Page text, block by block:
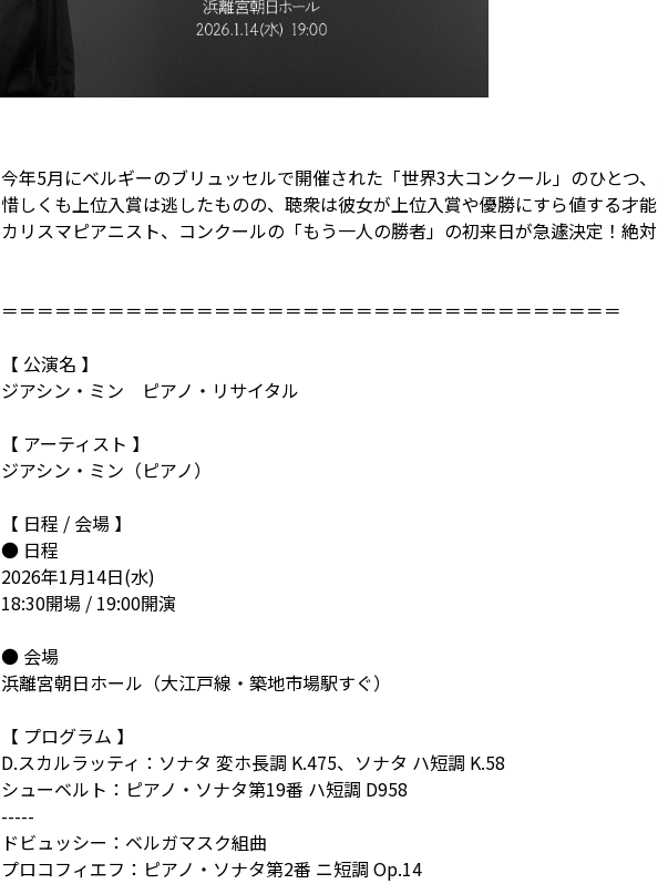
今年5月にベルギーのブリュッセルで開催された「世界3大コンクール」のひとつ
惜しくも上位入賞は逃したものの、聴衆は彼女が上位入賞や優勝にすら値する才
カリスマピアニスト、コンクールの「もう一人の勝者」の初来日が急遽決定！絶
＝＝＝＝＝＝＝＝＝＝＝＝＝＝＝＝＝＝＝＝＝＝＝＝＝＝＝＝＝＝＝＝＝＝＝
【 公演名 】
ジアシン・ミン ピアノ・リサイタル
【 アーティスト 】
ジアシン・ミン（ピアノ）
【 日程 / 会場 】
● 日程
2026年1月14日(水)
18:30開場 / 19:00開演
● 会場
浜離宮朝日ホール（大江戸線・築地市場駅すぐ）
【 プログラム 】
D.スカルラッティ：ソナタ 変ホ長調 K.475、ソナタ ハ短調 K.58
シューベルト：ピアノ・ソナタ第19番 ハ短調 D958
-----
ドビュッシー：ベルガマスク組曲
プロコフィエフ：ピアノ・ソナタ第2番 ニ短調 Op.14